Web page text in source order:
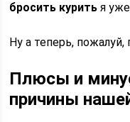
бросить курить я
Ну а теперь,
Плюсы и
причины